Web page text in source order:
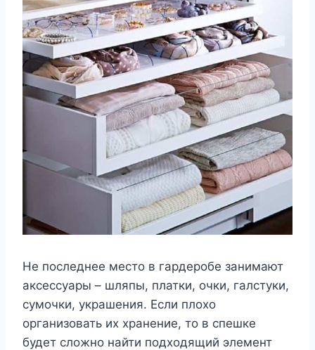
Не последнее место в гардеробе занимают
аксессуары – шляпы, платки, очки, галстуки,
сумочки, украшения. Если плохо
организовать их хранение, то в спешке
будет сложно найти подходящий элемент